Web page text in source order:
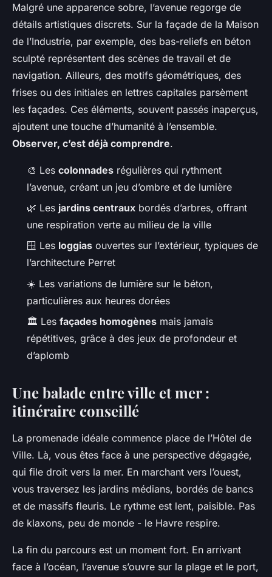
Malgré une apparence sobre, l’avenue regorge de
détails artistiques discrets. Sur la façade de la Maison
de l’Industrie, par exemple, des bas-reliefs en béton
sculpté représentent des scènes de travail et de
navigation. Ailleurs, des motifs géométriques, des
frises ou des initiales en lettres capitales parsèment
les façades. Ces éléments, souvent passés inaperçus,
ajoutent une touche d’humanité à l’ensemble.
Observer, c’est déjà comprendre.
🎨 Les colonnades régulières qui rythment
l’avenue, créant un jeu d’ombre et de lumière
🌿 Les jardins centraux bordés d’arbres, offrant
une respiration verte au milieu de la ville
🪟 Les loggias ouvertes sur l’extérieur, typiques de
l’architecture Perret
☀️ Les variations de lumière sur le béton,
particulières aux heures dorées
🏛️ Les façades homogènes mais jamais
répétitives, grâce à des jeux de profondeur et
d’aplomb
Une balade entre ville et mer :
itinéraire conseillé
La promenade idéale commence place de l’Hôtel de
Ville. Là, vous êtes face à une perspective dégagée,
qui file droit vers la mer. En marchant vers l’ouest,
vous traversez les jardins médians, bordés de bancs
et de massifs fleuris. Le rythme est lent, paisible. Pas
de klaxons, peu de monde - le Havre respire.
La fin du parcours est un moment fort. En arrivant
face à l’océan, l’avenue s’ouvre sur la plage et le port,